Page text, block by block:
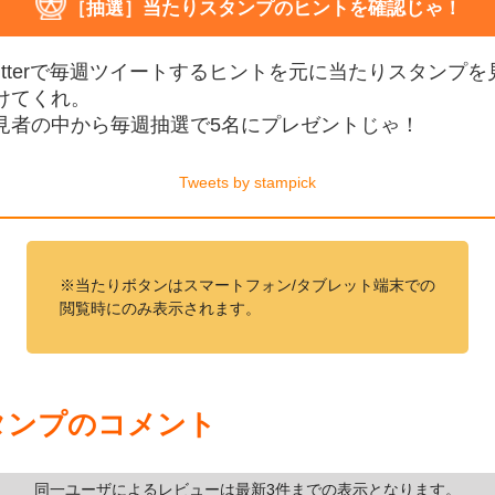
［抽選］当たりスタンプのヒントを確認じゃ！
で毎週ツイートするヒントを元に当たりスタンプを
てくれ。
者の中から毎週抽選で5名にプレゼントじゃ！
Tweets by stampick
※当たりボタンはスマートフォン/タブレット端末での
閲覧時にのみ表示されます。
プのコメント
同一ユーザによるレビューは最新3件までの表示となります。